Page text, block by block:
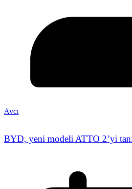
Avcı
BYD, yeni modeli ATTO 2’yi